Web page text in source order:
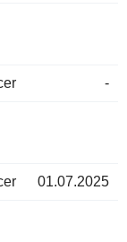
-
01.07.2025